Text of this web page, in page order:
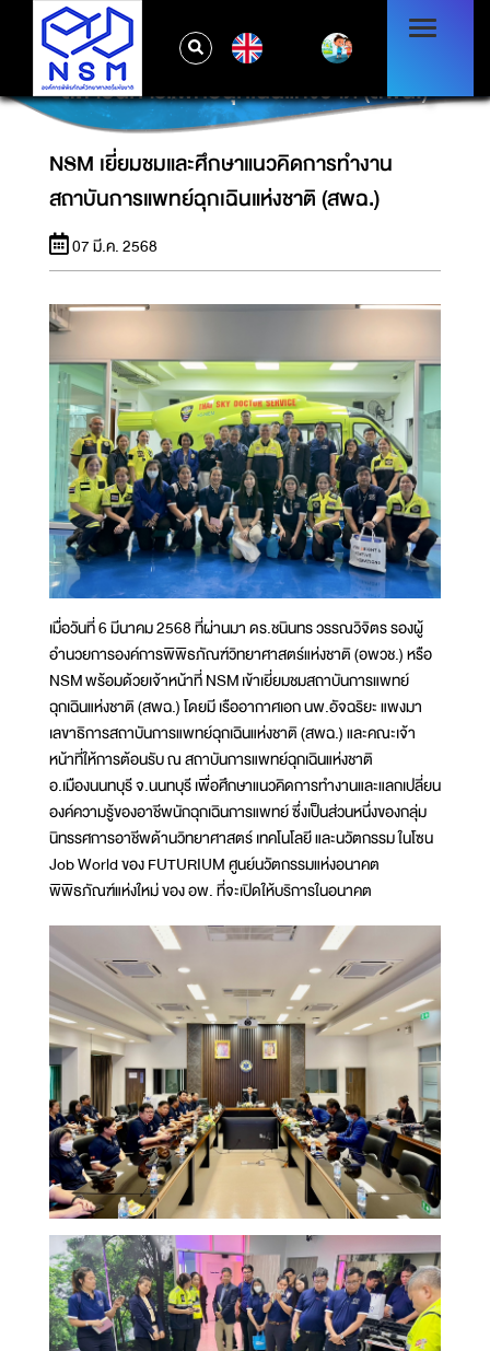
NSM เยี่ยมชมและศึกษาแนวคิดการทำงาน
สถาบันการแพทย์ฉุกเฉินแห่งชาติ (สพฉ.)
NSM เยี่ยมชมและศึกษาแนวคิดการทำงาน
สถาบันการแพทย์ฉุกเฉินแห่งชาติ (สพฉ.)
07 มี.ค. 2568
เมื่อวันที่ 6 มีนาคม 2568 ที่ผ่านมา ดร.ชนินทร วรรณวิจิตร รองผู้
อำนวยการองค์การพิพิธภัณฑ์วิทยาศาสตร์แห่งชาติ (อพวช.) หรือ
NSM พร้อมด้วยเจ้าหน้าที่ NSM เข้าเยี่ยมชมสถาบันการแพทย์
ฉุกเฉินแห่งชาติ (สพฉ.) โดยมี เรืออากาศเอก นพ.อัจฉริยะ แพงมา
เลขาธิการสถาบันการแพทย์ฉุกเฉินแห่งชาติ (สพฉ.) และคณะเจ้า
หน้าที่ให้การต้อนรับ ณ สถาบันการแพทย์ฉุกเฉินแห่งชาติ
อ.เมืองนนทบุรี จ.นนทบุรี เพื่อศึกษาแนวคิดการทำงานและแลกเปลี่ยน
องค์ความรู้ของอาชีพนักฉุกเฉินการแพทย์ ซึ่งเป็นส่วนหนึ่งของกลุ่ม
นิทรรศการอาชีพด้านวิทยาศาสตร์ เทคโนโลยี และนวัตกรรม ในโซน
Job World ของ FUTURIUM ศูนย์นวัตกรรมแห่งอนาคต
พิพิธภัณฑ์แห่งใหม่ ของ อพ. ที่จะเปิดให้บริการในอนาคต